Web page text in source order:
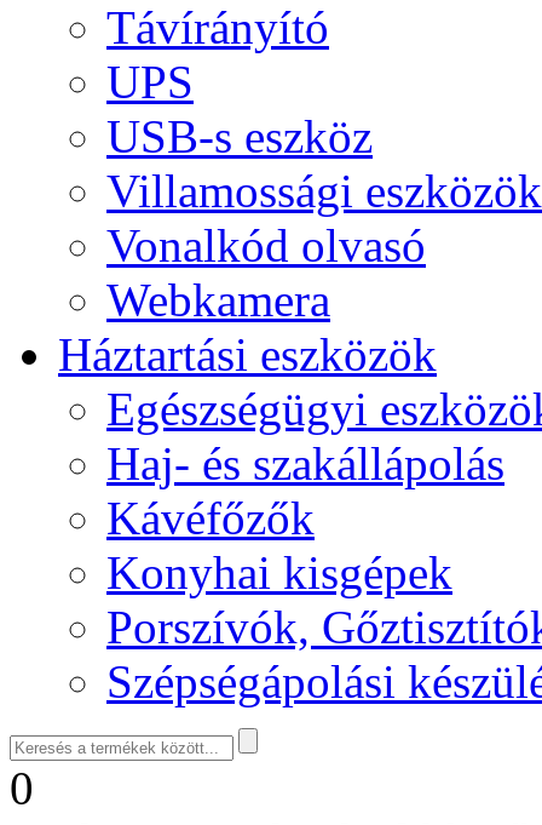
Távírányító
UPS
USB-s eszköz
Villamossági eszközök
Vonalkód olvasó
Webkamera
Háztartási eszközök
Egészségügyi
Haj- és szakállápolás
Kávéfőzők
Konyhai kisgépek
Porszívók,
Szépségápolási
0